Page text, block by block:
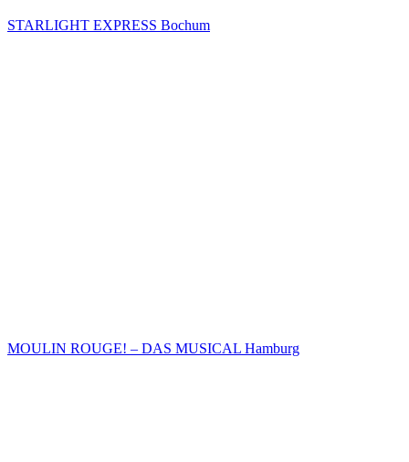
STARLIGHT EXPRESS Bochum
MOULIN ROUGE! – DAS MUSICAL Hamburg